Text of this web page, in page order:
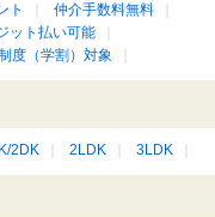
ト
仲介手数料無料
ット払い可能
度（学割）対象
2DK 2LDK 3LDK